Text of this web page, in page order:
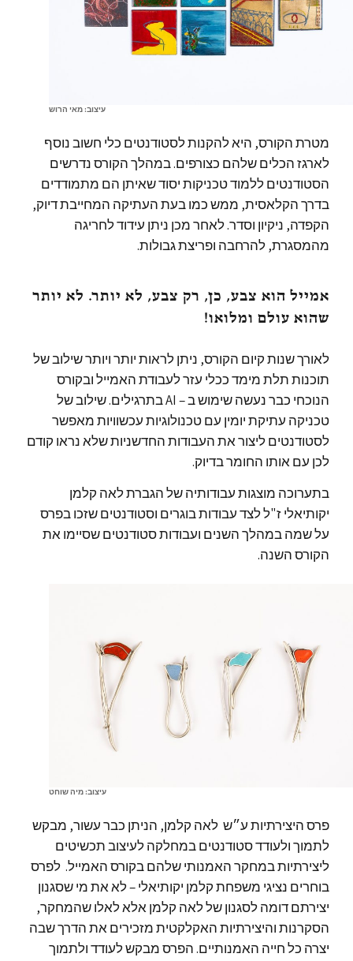
עיצוב: מאי הרוש
מטרת הקורס, היא להקנות לסטודנטים כלי חשוב נוסף
לארגז הכלים שלהם כצורפים. במהלך הקורס נדרשים
הסטודנטים ללמוד טכניקות יסוד שאיתן הם מתמודדים
בדרך הקלאסית, ממש כמו בעת העתיקה המחייבת דיוק,
הקפדה, ניקיון וסדר. לאחר מכן ניתן עידוד לחריגה
מהמסגרת, להרחבה ופריצת גבולות.
אמייל הוא צבע, כן, רק צבע, לא יותר. לא יותר
שהוא עולם ומלואו!
לאורך שנות קיום הקורס, ניתן לראות יותר ויותר שילוב של
תוכנות תלת מימד ככלי עזר לעבודת האמייל ובקורס
הנוכחי כבר נעשה שימוש ב – AI בתרגילים. שילוב של
טכניקה עתיקת יומין עם טכנולוגיות עכשוויות מאפשר
לסטודנטים ליצור את העבודות החדשניות שלא נראו קודם
לכן עם אותו החומר בדיוק.
בתערוכה מוצגות עבודותיה של הגברת לאה קלמן
יקותיאלי ז"ל לצד עבודות בוגרים וסטודנטים שזכו בפרס
על שמה במהלך השנים ועבודות סטודנטים שסיימו את
הקורס השנה.
עיצוב: מיה שוחט
פרס היצירתיות ע״ש לאה קלמן, הניתן כבר עשור, מבקש
לתמוך ולעודד סטודנטים במחלקה לעיצוב תכשיטים
ליצירתיות במחקר האמנותי שלהם בקורס האמייל. לפרס
בוחרים נציגי משפחת קלמן יקותיאלי – לא את מי שסגנון
יצירתם דומה לסגנון של לאה קלמן אלא לאלו שהמחקר,
הסקרנות והיצירתיות האקלקטית מזכירים את הדרך שבה
יצרה כל חייה האמנותיים. הפרס מבקש לעודד ולתמוך